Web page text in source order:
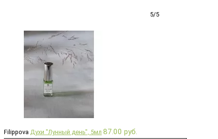
5/5
Filippova Духи "Лунный день", 5мл 87.00 руб.